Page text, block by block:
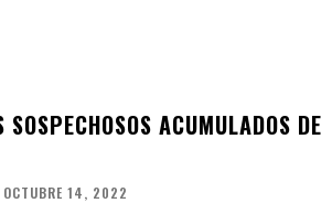
ACUMULADOS DE
OCTUBRE 14, 2022